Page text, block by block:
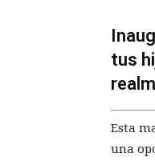
tus
Esta
una